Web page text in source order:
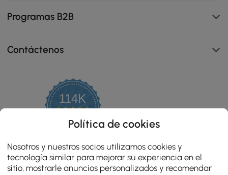
Programas B2B
Contáctenos
114K
4.8
star
rating
OPINIONES CERTIFICADAS
Política de cookies
Nosotros y nuestros socios utilizamos cookies y
tecnología similar para mejorar su experiencia en el
sitio, mostrarle anuncios personalizados y recomendar